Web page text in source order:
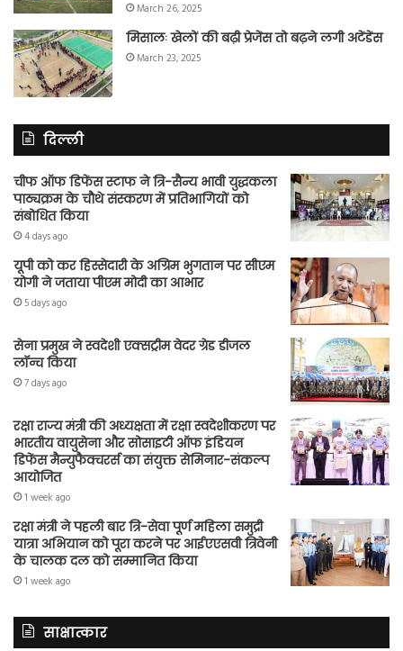
March 26, 2025
मिसालः खेलों की बढ़ी प्रेजेंस तो बढ़ने लगी अटेंडेंस
March 23, 2025
दिल्ली
चीफ ऑफ डिफेंस स्टाफ ने त्रि-सैन्य भावी युद्धकला
पाठ्यक्रम के चौथे संस्करण में प्रतिभागियों को
संबोधित किया
4 days ago
यूपी को कर हिस्सेदारी के अग्रिम भुगतान पर सीएम
योगी ने जताया पीएम मोदी का आभार
5 days ago
सेना प्रमुख ने स्वदेशी एक्सट्रीम वेदर ग्रेड डीजल
लॉन्च किया
7 days ago
रक्षा राज्य मंत्री की अध्यक्षता में रक्षा स्वदेशीकरण पर
भारतीय वायुसेना और सोसाइटी ऑफ इंडियन
डिफेंस मैन्युफैक्चरर्स का संयुक्त सेमिनार-संकल्प
आयोजित
1 week ago
रक्षा मंत्री ने पहली बार त्रि-सेवा पूर्ण महिला समुद्री
यात्रा अभियान को पूरा करने पर आईएएसवी त्रिवेनी
के चालक दल को सम्मानित किया
1 week ago
साक्षात्कार